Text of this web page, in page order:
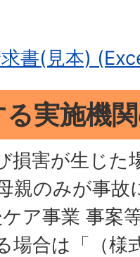
書(見本)
実施機
損害が生じた
親のみが事故
ケア事業 事案
場合は「（様